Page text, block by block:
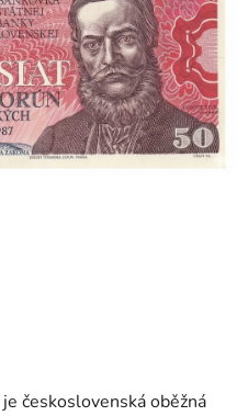
je československá oběžná